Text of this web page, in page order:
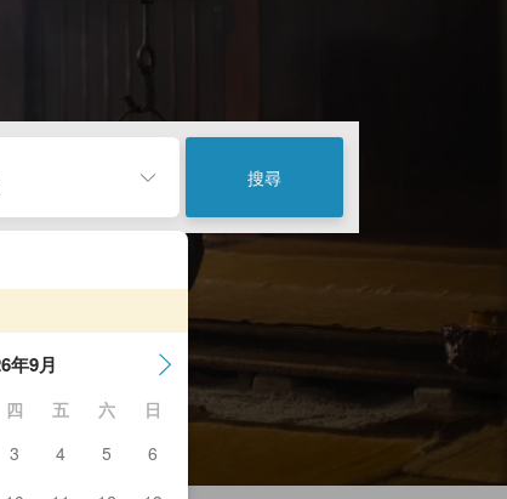
搜尋
年9月
四 五 六
日
3 4 5
6